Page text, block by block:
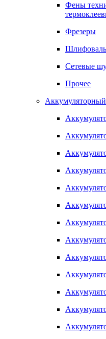
Фены
Фрезеры
Сетевые
Прочее